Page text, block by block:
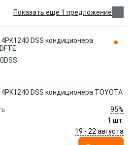
Показать еще 1 предложение
DSS кондиционера
DSS кондиционера TOYOTA
95%
1 шт.
19 - 22 августа